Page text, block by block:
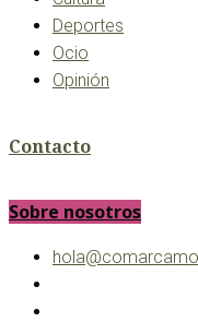
Deportes
Ocio
Opinión
Contacto
Sobre nosotros